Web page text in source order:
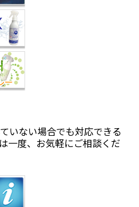
いない場合でも対応できる
一度、お気軽にご相談くだ